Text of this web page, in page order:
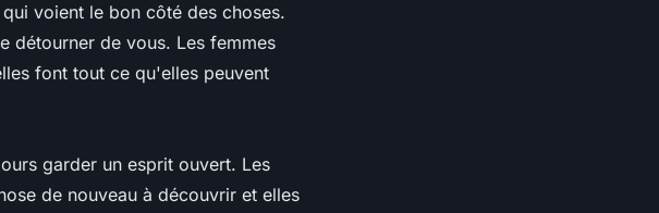
voient le bon côté des choses.
détourner de vous. Les femmes
font tout ce qu'elles peuvent
garder un esprit ouvert. Les
de nouveau à découvrir et elles